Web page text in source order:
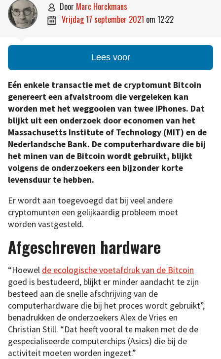
 door Marc Horckmans
 vrijdag 17 september 2021 om 12:22
Lees voor
Eén enkele transactie met de cryptomunt Bitcoin
genereert een afvalstroom die vergeleken kan
worden met het weggooien van twee iPhones. Dat
blijkt uit een onderzoek door economen van het
Massachusetts Institute of Technology (MIT) en de
Nederlandsche Bank. De computerhardware die bij
het minen van de Bitcoin wordt gebruikt, blijkt
volgens de onderzoekers een bijzonder korte
levensduur te hebben.
Er wordt aan toegevoegd dat bij veel andere
cryptomunten een gelijkaardig probleem moet
worden vastgesteld.
Afgeschreven hardware
“Hoewel de ecologische voetafdruk van de Bitcoin
goed is bestudeerd, blijkt er minder aandacht te zijn
besteed aan de snelle afschrijving van de
computerhardware die bij het proces wordt gebruikt”,
benadrukken de onderzoekers Alex de Vries en
Christian Still. “Dat heeft vooral te maken met de de
gespecialiseerde computerchips (Asics) die bij de
activiteit moeten worden ingezet.”